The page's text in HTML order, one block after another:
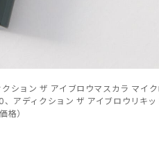
ション ザ アイブロウマスカラ マイ
アディクション ザ アイブロウリキッ
格）